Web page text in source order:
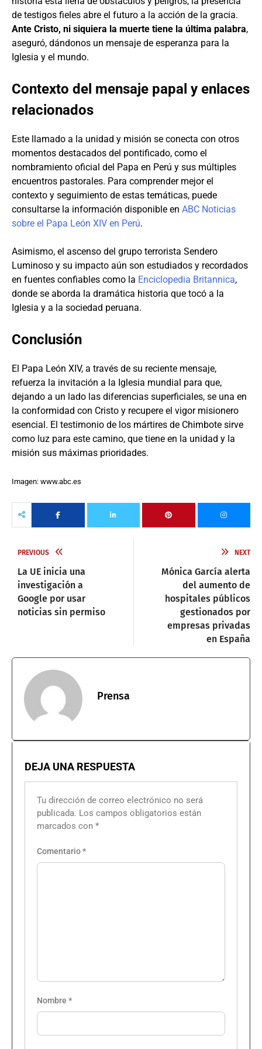
de testigos fieles abre el futuro a la acción de la gracia.
Ante Cristo, ni siquiera la muerte tiene la última palabra,
aseguró, dándonos un mensaje de esperanza para la
Iglesia y el mundo.
Contexto del mensaje papal y enlaces
relacionados
Este llamado a la unidad y misión se conecta con otros
momentos destacados del pontificado, como el
nombramiento oficial del Papa en Perú y sus múltiples
encuentros pastorales. Para comprender mejor el
contexto y seguimiento de estas temáticas, puede
consultarse la información disponible en ABC Noticias
sobre el Papa León XIV en Perú.
Asimismo, el ascenso del grupo terrorista Sendero
Luminoso y su impacto aún son estudiados y recordados
en fuentes confiables como la Enciclopedia Britannica,
donde se aborda la dramática historia que tocó a la
Iglesia y a la sociedad peruana.
Conclusión
El Papa León XIV, a través de su reciente mensaje,
refuerza la invitación a la Iglesia mundial para que,
dejando a un lado las diferencias superficiales, se una en
la conformidad con Cristo y recupere el vigor misionero
esencial. El testimonio de los mártires de Chimbote sirve
como luz para este camino, que tiene en la unidad y la
misión sus máximas prioridades.
Imagen: www.abc.es
PREVIOUS
La UE inicia una
investigación a
Google por usar
noticias sin permiso
NEXT
Mónica García alerta
del aumento de
hospitales públicos
gestionados por
empresas privadas
en España
Prensa
DEJA UNA RESPUESTA
Tu dirección de correo electrónico no será
publicada. Los campos obligatorios están
marcados con *
Comentario*
Nombre *